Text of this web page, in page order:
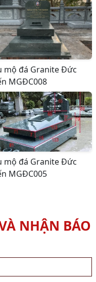
mộ đá Granite Đức
MGĐC008
mộ đá Granite Đức
MGĐC005
NHẬN BÁO